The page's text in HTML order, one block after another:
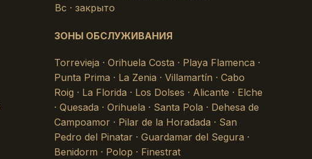
Вс · закрыто
ЗОНЫ ОБСЛУЖИВАНИЯ
Torrevieja · Orihuela Costa · Playa Flamenca ·
Punta Prima · La Zenia · Villamartín · Cabo
Roig · La Florida · Los Dolses · Alicante · Elche
· Quesada · Orihuela · Santa Pola · Dehesa de
Campoamor · Pilar de la Horadada · San
Pedro del Pinatar · Guardamar del Segura ·
Benidorm · Polop · Finestrat